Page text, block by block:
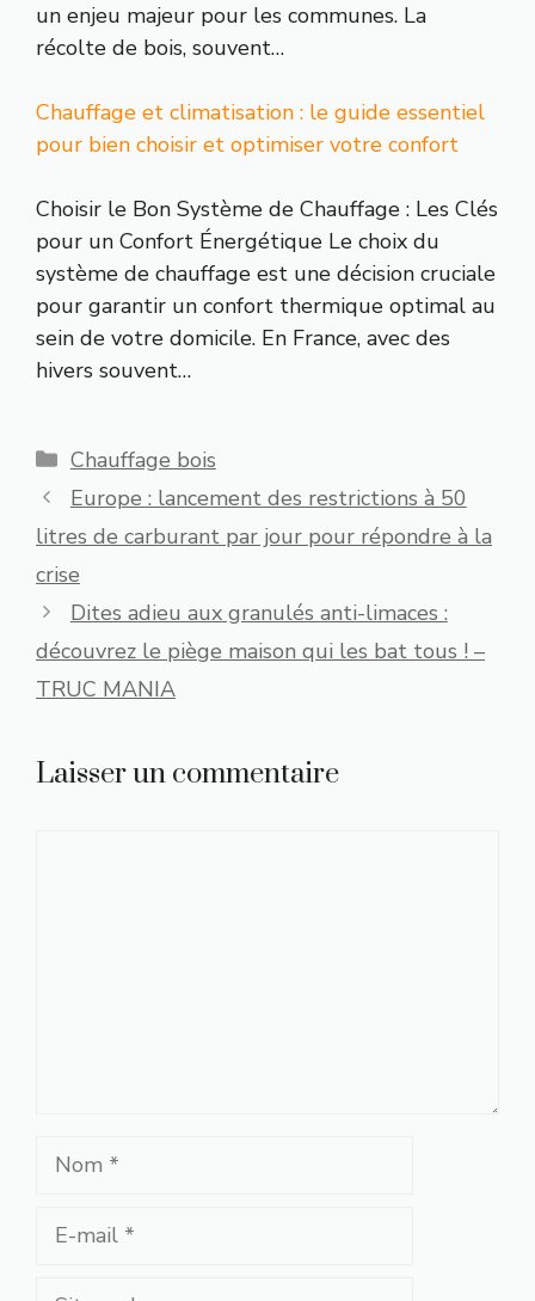
un enjeu majeur pour les communes. La
récolte de bois, souvent…
Chauffage et climatisation : le guide essentiel
pour bien choisir et optimiser votre confort
Choisir le Bon Système de Chauffage : Les Clés
pour un Confort Énergétique Le choix du
système de chauffage est une décision cruciale
pour garantir un confort thermique optimal au
sein de votre domicile. En France, avec des
hivers souvent…
Catégories
Chauffage bois
Europe : lancement des restrictions à 50
litres de carburant par jour pour répondre à la
crise
Dites adieu aux granulés anti-limaces :
découvrez le piège maison qui les bat tous ! –
TRUC MANIA
Laisser un commentaire
Nom
Site